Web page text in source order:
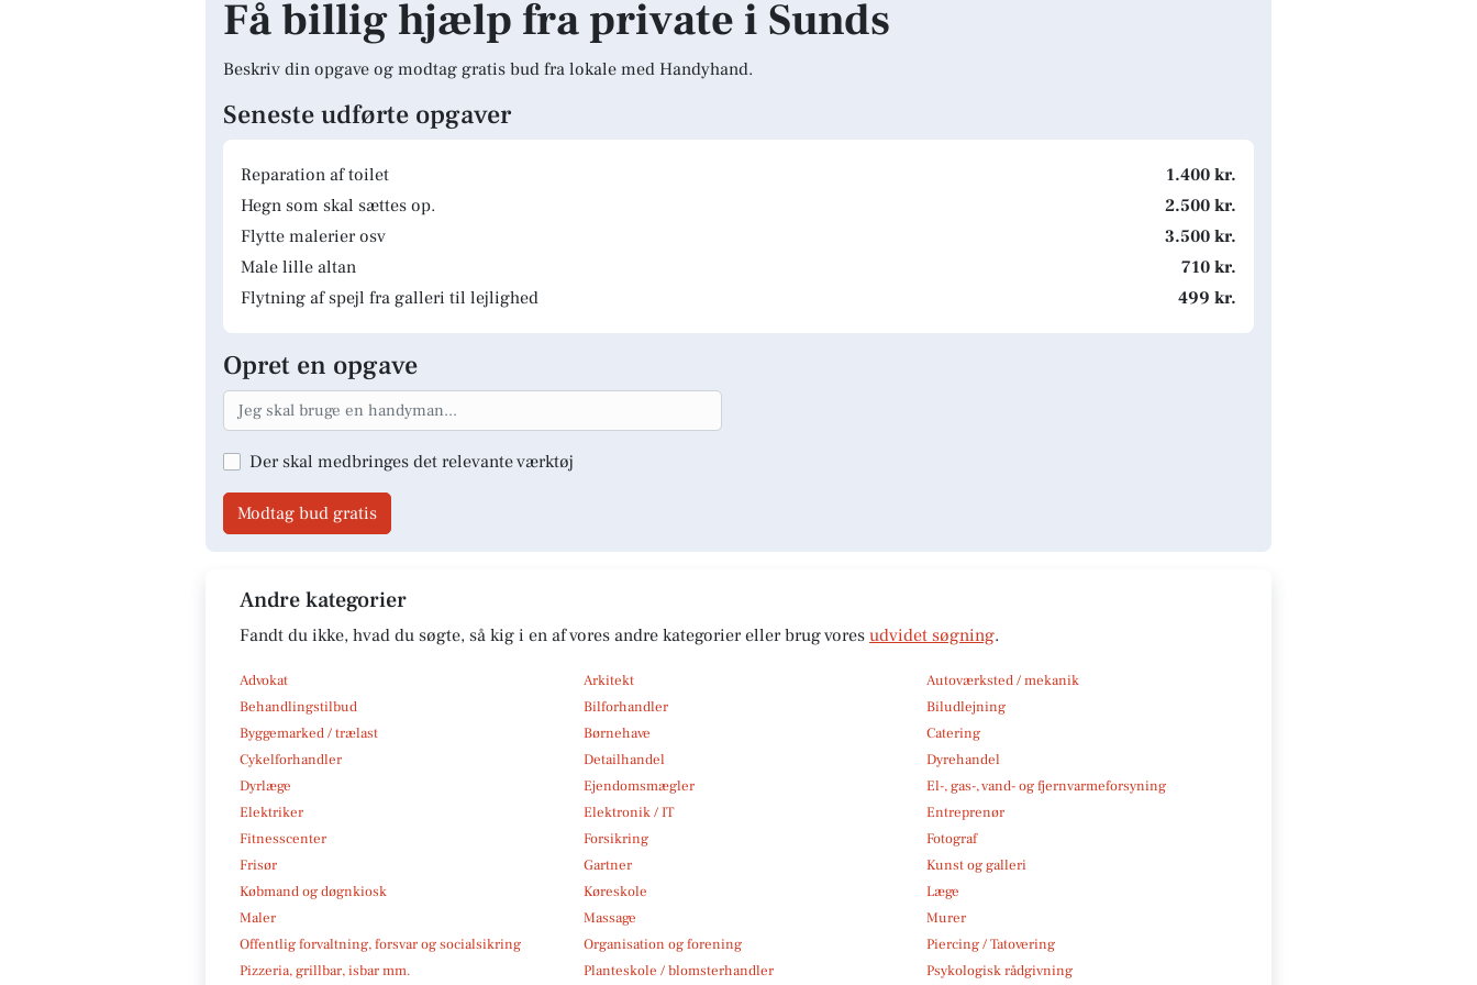
Få billig hjælp fra private i Sunds
Beskriv din opgave og modtag gratis bud fra lokale med Handyhand.
Seneste udførte opgaver
Reparation af toilet
1.400 kr.
Hegn som skal sættes op.
2.500 kr.
Flytte malerier osv
3.500 kr.
Male lille altan
710 kr.
Flytning af spejl fra galleri til lejlighed
499 kr.
Opret en opgave
Der skal medbringes det relevante værktøj
Modtag bud gratis
Andre kategorier
Fandt du ikke, hvad du søgte, så kig i en af vores andre kategorier eller brug vores udvidet søgning.
Advokat Arkitekt
Autoværksted / mekanik
Behandlingstilbud
Bilforhandler
Biludlejning
Byggemarked / trælast
Børnehave
Catering
Cykelforhandler
Detailhandel
Dyrehandel
Dyrlæge
Ejendomsmægler
El-, gas-, vand- og fjernvarmeforsyning
Elektriker
Elektronik / IT
Entreprenør
Fitnesscenter
Forsikring
Fotograf
Frisør
Gartner
Kunst og galleri
Købmand og døgnkiosk
Køreskole
Læge
Maler
Massage
Murer
Offentlig forvaltning, forsvar og socialsikring
Organisation og forening
Piercing / Tatovering
Pizzeria, grillbar, isbar mm.
Planteskole / blomsterhandler Psykologisk rådgivning